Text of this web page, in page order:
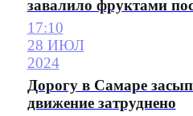
завалило фруктами
17:10
28 ИЮЛ
2024
Дорогу в Самаре
движение затруднено